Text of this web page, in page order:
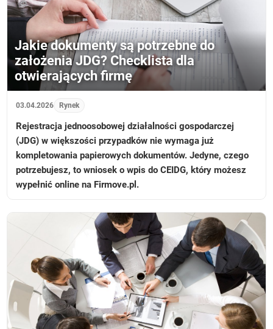
Jakie dokumenty są potrzebne do
założenia JDG? Checklista dla
otwierających firmę
03.04.2026 Rynek
Rejestracja jednoosobowej działalności gospodarczej
(JDG) w większości przypadków nie wymaga już
kompletowania papierowych dokumentów. Jedyne, czego
potrzebujesz, to wniosek o wpis do CEIDG, który możesz
wypełnić online na Firmove.pl.